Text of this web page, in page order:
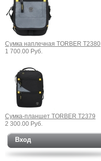
Сумка наплечная TORBER T2380
1 700.00 Руб.
Сумка-планшет TORBER T2379
2 300.00 Руб.
Вход